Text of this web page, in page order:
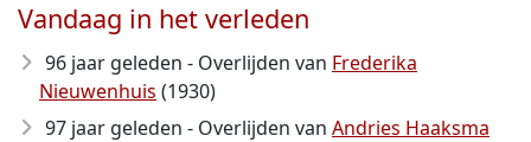
Vandaag in het verleden
96 jaar geleden - Overlijden van Frederika
Nieuwenhuis (1930)
97 jaar geleden - Overlijden van Andries Haaksma